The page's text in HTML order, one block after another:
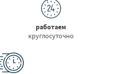
работаем
круглосуточно